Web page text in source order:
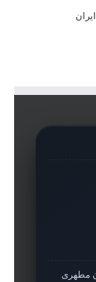
مطهری